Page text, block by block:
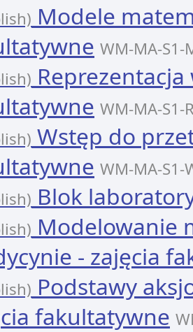
Modele
WM-MA-S1-
WM-MA-S1-
Wstęp do
WM-MA-S1-
Blok
Modelowanie
- zajęcia
Podstawy
fakultatywne